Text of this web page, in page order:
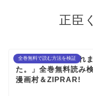
正臣
全巻無料で読む方法を検証
「正臣くんに娶られ
た。」全巻無料読み
漫画村＆ZIPRAR!